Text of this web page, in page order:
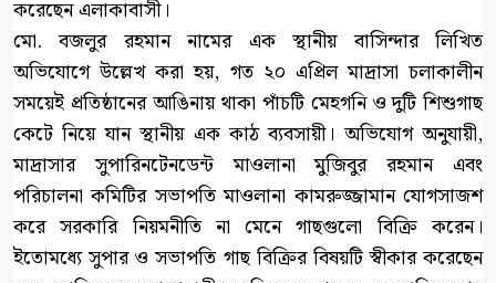
করেছেন এলাকাবাসী।
মো. বজলুর রহমান নামের এক স্থানীয় বাসিন্দার লিখিত
অভিযোগে উল্লেখ করা হয়, গত ২০ এপ্রিল মাদ্রাসা চলাকালীন
সময়েই প্রতিষ্ঠানের আঙিনায় থাকা পাঁচটি মেহগনি ও দুটি শিশুগাছ
কেটে নিয়ে যান স্থানীয় এক কাঠ ব্যবসায়ী। অভিযোগ অনুযায়ী,
মাদ্রাসার সুপারিনটেনডেন্ট মাওলানা মুজিবুর রহমান এবং
পরিচালনা কমিটির সভাপতি মাওলানা কামরুজ্জামান যোগসাজশ
করে সরকারি নিয়মনীতি না মেনে গাছগুলো বিক্রি করেন।
ইতোমধ্যে সুপার ও সভাপতি গাছ বিক্রির বিষয়টি স্বীকার করেছেন